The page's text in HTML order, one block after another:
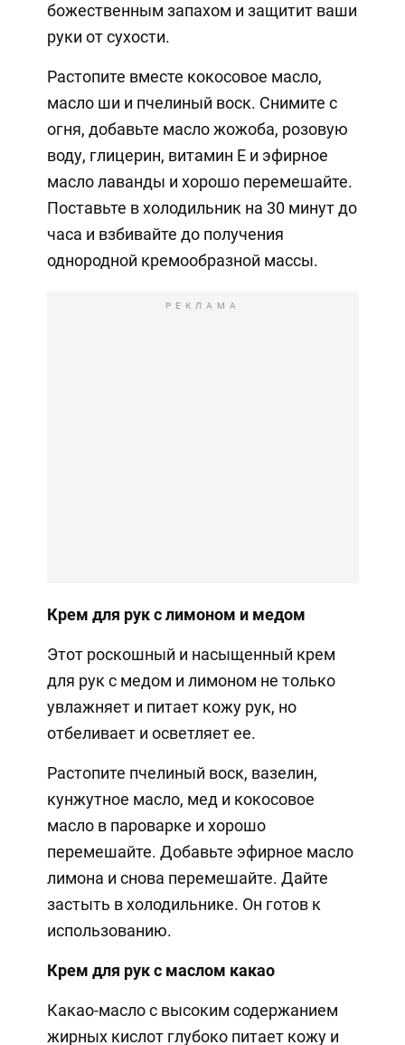
божественным запахом и защитит ваши
руки от сухости.
Растопите вместе кокосовое масло,
масло ши и пчелиный воск. Снимите с
огня, добавьте масло жожоба, розовую
воду, глицерин, витамин Е и эфирное
масло лаванды и хорошо перемешайте.
Поставьте в холодильник на 30 минут до
часа и взбивайте до получения
однородной кремообразной массы.
РЕКЛАМА
Крем для рук с лимоном и медом
Этот роскошный и насыщенный крем
для рук с медом и лимоном не только
увлажняет и питает кожу рук, но
отбеливает и осветляет ее.
Растопите пчелиный воск, вазелин,
кунжутное масло, мед и кокосовое
масло в пароварке и хорошо
перемешайте. Добавьте эфирное масло
лимона и снова перемешайте. Дайте
застыть в холодильнике. Он готов к
использованию.
Крем для рук с маслом какао
Какао-масло с высоким содержанием
жирных кислот глубоко питает кожу и